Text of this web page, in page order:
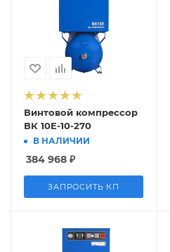
Винтовой компрессор
ВК 10E-10-270
В НАЛИЧИИ
384 968 ₽
ЗАПРОСИТЬ КП